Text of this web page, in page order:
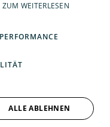
WEITERLESEN
PERFORMANCE
ALLE ABLEHNEN